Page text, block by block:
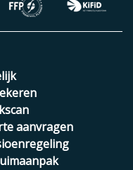
aanvragen